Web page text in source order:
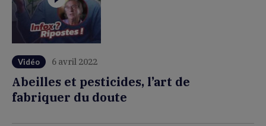
Vidéo 6 avril 2022
Abeilles et pesticides, l’art de
fabriquer du doute